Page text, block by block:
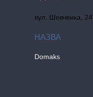
вул. Шевченка,
Domaks